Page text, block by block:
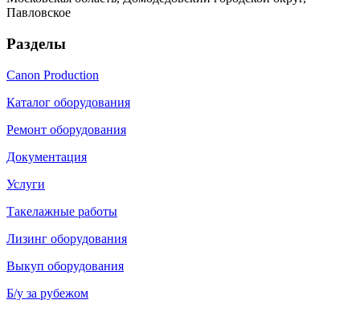
Павловское
Разделы
Canon Production
Каталог оборудования
Ремонт оборудования
Документация
Услуги
Такелажные работы
Лизинг оборудования
Выкуп оборудования
Б/у за рубежом